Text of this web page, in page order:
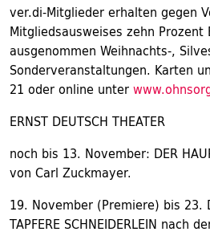
ver.di-Mitglieder erhalten gegen
Mitgliedsausweises zehn Prozent
ausgenommen Weihnachts-,
Sonderveranstaltungen. Karten
21 oder online unter
ERNST DEUTSCH THEATER
noch bis 13. November: DER
von Carl Zuckmayer.
19. November (Premiere) bis 23.
TAPFERE SCHNEIDERLEIN nach